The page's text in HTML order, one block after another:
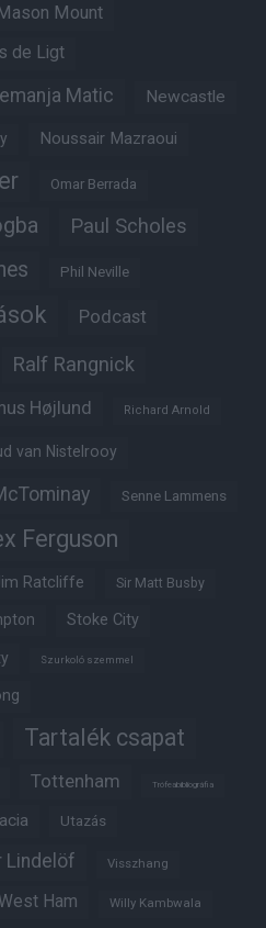
Mason Mount
de Ligt
Matic Newcastle
Noussair Mazraoui
Omar Berrada
Paul Scholes
Phil Neville
Podcast
Ralf Rangnick
Højlund Richard Arnold
van Nistelrooy
Senne Lammens
Ferguson
Ratcliffe Sir Matt Busby
Stoke City
Szurkoló szemmel
Tartalék csapat
Tottenham Trófeabibliográfia
Utazás
Lindelöf Visszhang
West Ham Willy Kambwala